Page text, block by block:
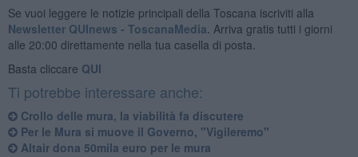
Se vuoi leggere le notizie principali della Toscana iscriviti alla
Newsletter QUInews - ToscanaMedia. Arriva gratis tutti i giorni
alle 20:00 direttamente nella tua casella di posta.
Basta cliccare QUI
Ti potrebbe interessare anche:
Crollo delle mura, la viabilità fa discutere
Per le Mura si muove il Governo, "Vigileremo"
Altair dona 50mila euro per le mura